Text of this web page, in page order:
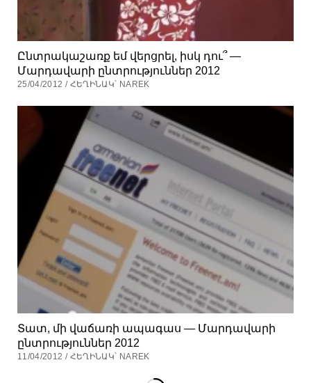
Ընտրակաշառք եմ վերցրել, իսկ դու՞ —
Մարդավարի ընտրություններ 2012
25/04/2012 / ՀԵՂԻՆԱԿ՝ NAREK
Տատ, մի վաճառի ապագաս — Մարդավարի
ընտրություններ 2012
11/04/2012 / ՀԵՂԻՆԱԿ՝ NAREK